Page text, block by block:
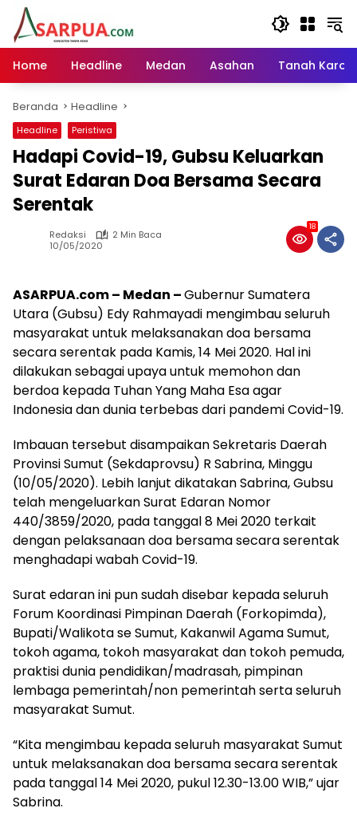
Langsung
konten
Home
Headline Medan Asahan Tanah Karo
Beranda Headline
Headline Peristiwa
Hadapi Covid-19, Gubsu Keluarkan
Surat Edaran Doa Bersama Secara
Serentak
Redaksi
2 Min Baca
10/05/2020
18
ASARPUA.com – Medan –Gubernur Sumatera
Utara (Gubsu) Edy Rahmayadi mengimbau seluruh
masyarakat untuk melaksanakan doa bersama
secara serentak pada Kamis, 14 Mei 2020. Hal ini
dilakukan sebagai upaya untuk memohon dan
berdoa kepada Tuhan Yang Maha Esa agar
Indonesia dan dunia terbebas dari pandemi Covid-19.
Imbauan tersebut disampaikan Sekretaris Daerah
Provinsi Sumut (Sekdaprovsu) R Sabrina, Minggu
(10/05/2020). Lebih lanjut dikatakan Sabrina, Gubsu
telah mengeluarkan Surat Edaran Nomor
440/3859/2020, pada tanggal 8 Mei 2020 terkait
dengan pelaksanaan doa bersama secara serentak
menghadapi wabah Covid-19.
Surat edaran ini pun sudah disebar kepada seluruh
Forum Koordinasi Pimpinan Daerah (Forkopimda),
Bupati/Walikota se Sumut, Kakanwil Agama Sumut,
tokoh agama, tokoh masyarakat dan tokoh pemuda,
praktisi dunia pendidikan/madrasah, pimpinan
lembaga pemerintah/non pemerintah serta seluruh
masyarakat Sumut.
“Kita mengimbau kepada seluruh masyarakat Sumut
untuk melaksanakan doa bersama secara serentak
pada tanggal 14 Mei 2020, pukul 12.30-13.00 WIB,” ujar
Sabrina.